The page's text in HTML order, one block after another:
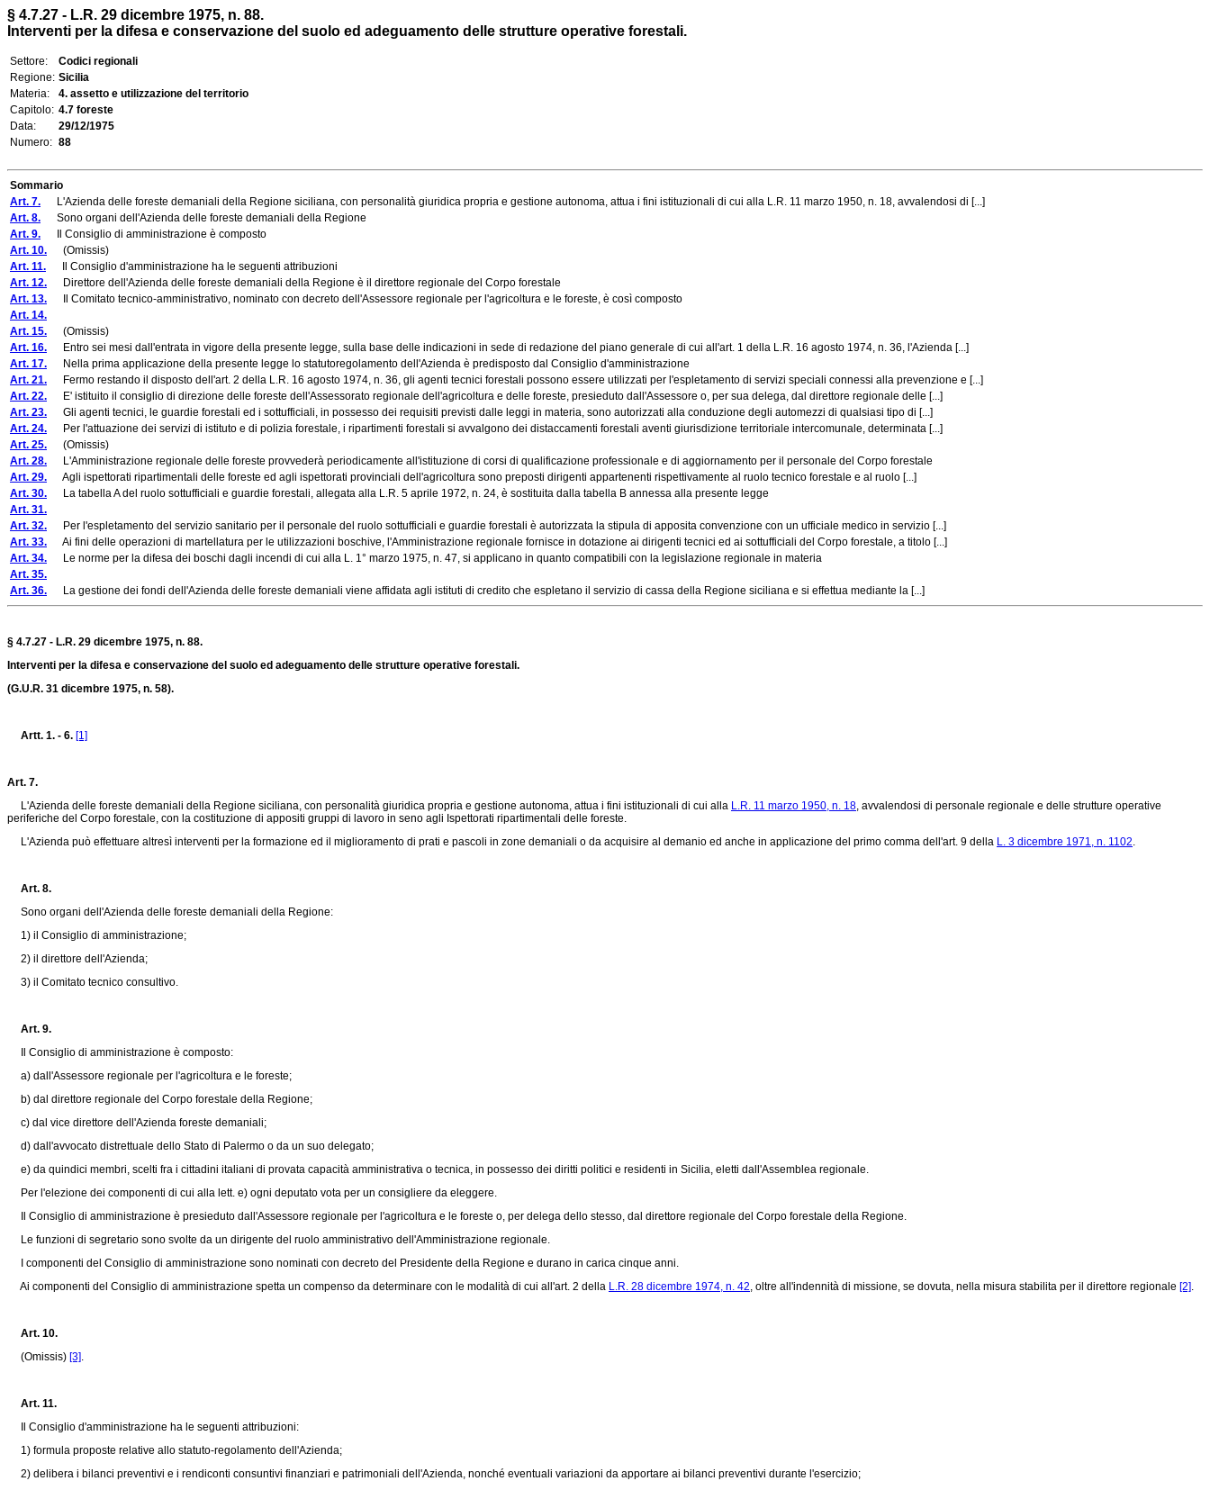
§ 4.7.27 - L.R. 29 dicembre 1975, n. 88.
Interventi per la difesa e conservazione del suolo ed adeguamento delle strutture operative forestali.
Settore:
Codici regionali
Regione: Sicilia
Materia:
4. assetto e utilizzazione del territorio
Capitolo: 4.7 foreste
Data:
29/12/1975
Numero: 88
Sommario
Art. 7. L'Azienda delle foreste demaniali della Regione siciliana, con personalità giuridica propria e gestione autonoma, attua i fini istituzionali di cui alla L.R. 11 marzo 1950, n. 18, avvalendosi di [...]
Art. 8. Sono organi dell'Azienda delle foreste demaniali della Regione
Art. 9. Il Consiglio di amministrazione è composto
Art. 10. (Omissis)
Art. 11. Il Consiglio d'amministrazione ha le seguenti attribuzioni
Art. 12. Direttore dell'Azienda delle foreste demaniali della Regione è il direttore regionale del Corpo forestale
Art. 13. Il Comitato tecnico-amministrativo, nominato con decreto dell'Assessore regionale per l'agricoltura e le foreste, è così composto
Art. 14.
Art. 15. (Omissis)
Art. 16. Entro sei mesi dall'entrata in vigore della presente legge, sulla base delle indicazioni in sede di redazione del piano generale di cui all'art. 1 della L.R. 16 agosto 1974, n. 36, l'Azienda [...]
Art. 17. Nella prima applicazione della presente legge lo statutoregolamento dell'Azienda è predisposto dal Consiglio d'amministrazione
Art. 21. Fermo restando il disposto dell'art. 2 della L.R. 16 agosto 1974, n. 36, gli agenti tecnici forestali possono essere utilizzati per l'espletamento di servizi speciali connessi alla prevenzione e [...]
Art. 22. E' istituito il consiglio di direzione delle foreste dell'Assessorato regionale dell'agricoltura e delle foreste, presieduto dall'Assessore o, per sua delega, dal direttore regionale delle [...]
Art. 23. Gli agenti tecnici, le guardie forestali ed i sottufficiali, in possesso dei requisiti previsti dalle leggi in materia, sono autorizzati alla conduzione degli automezzi di qualsiasi tipo di [...]
Art. 24. Per l'attuazione dei servizi di istituto e di polizia forestale, i ripartimenti forestali si avvalgono dei distaccamenti forestali aventi giurisdizione territoriale intercomunale, determinata [...]
Art. 25. (Omissis)
Art. 28. L'Amministrazione regionale delle foreste provvederà periodicamente all'istituzione di corsi di qualificazione professionale e di aggiornamento per il personale del Corpo forestale
Art. 29. Agli ispettorati ripartimentali delle foreste ed agli ispettorati provinciali dell'agricoltura sono preposti dirigenti appartenenti rispettivamente al ruolo tecnico forestale e al ruolo [...]
Art. 30. La tabella A del ruolo sottufficiali e guardie forestali, allegata alla L.R. 5 aprile 1972, n. 24, è sostituita dalla tabella B annessa alla presente legge
Art. 31.
Art. 32. Per l'espletamento del servizio sanitario per il personale del ruolo sottufficiali e guardie forestali è autorizzata la stipula di apposita convenzione con un ufficiale medico in servizio [...]
Art. 33. Ai fini delle operazioni di martellatura per le utilizzazioni boschive, l'Amministrazione regionale fornisce in dotazione ai dirigenti tecnici ed ai sottufficiali del Corpo forestale, a titolo [...]
Art. 34. Le norme per la difesa dei boschi dagli incendi di cui alla L. 1° marzo 1975, n. 47, si applicano in quanto compatibili con la legislazione regionale in materia
Art. 35.
Art. 36. La gestione dei fondi dell'Azienda delle foreste demaniali viene affidata agli istituti di credito che espletano il servizio di cassa della Regione siciliana e si effettua mediante la [...]
§ 4.7.27 - L.R. 29 dicembre 1975, n. 88.
Interventi per la difesa e conservazione del suolo ed adeguamento delle strutture operative forestali.
(G.U.R. 31 dicembre 1975, n. 58).
Artt. 1. - 6. [1]
Art. 7.
L'Azienda delle foreste demaniali della Regione siciliana, con personalità giuridica propria e gestione autonoma, attua i fini istituzionali di cui alla L.R. 11 marzo 1950, n. 18, avvalendosi di personale regionale e delle strutture operative
periferiche del Corpo forestale, con la costituzione di appositi gruppi di lavoro in seno agli Ispettorati ripartimentali delle foreste.
L'Azienda può effettuare altresì interventi per la formazione ed il miglioramento di prati e pascoli in zone demaniali o da acquisire al demanio ed anche in applicazione del primo comma dell'art. 9 della L. 3 dicembre 1971, n. 1102.
Art. 8.
Sono organi dell'Azienda delle foreste demaniali della Regione:
1) il Consiglio di amministrazione;
2) il direttore dell'Azienda;
3) il Comitato tecnico consultivo.
Art. 9.
Il Consiglio di amministrazione è composto:
a) dall'Assessore regionale per l'agricoltura e le foreste;
b) dal direttore regionale del Corpo forestale della Regione;
c) dal vice direttore dell'Azienda foreste demaniali;
d) dall'avvocato distrettuale dello Stato di Palermo o da un suo delegato;
e) da quindici membri, scelti fra i cittadini italiani di provata capacità amministrativa o tecnica, in possesso dei diritti politici e residenti in Sicilia, eletti dall'Assemblea regionale.
Per l'elezione dei componenti di cui alla lett. e) ogni deputato vota per un consigliere da eleggere.
Il Consiglio di amministrazione è presieduto dall'Assessore regionale per l'agricoltura e le foreste o, per delega dello stesso, dal direttore regionale del Corpo forestale della Regione.
Le funzioni di segretario sono svolte da un dirigente del ruolo amministrativo dell'Amministrazione regionale.
I componenti del Consiglio di amministrazione sono nominati con decreto del Presidente della Regione e durano in carica cinque anni.
Ai componenti del Consiglio di amministrazione spetta un compenso da determinare con le modalità di cui all'art. 2 della L.R. 28 dicembre 1974, n. 42, oltre all'indennità di missione, se dovuta, nella misura stabilita per il direttore regionale [2].
Art. 10.
(Omissis) [3].
Art. 11.
Il Consiglio d'amministrazione ha le seguenti attribuzioni:
1) formula proposte relative allo statuto-regolamento dell'Azienda;
2) delibera i bilanci preventivi e i rendiconti consuntivi finanziari e patrimoniali dell'Azienda, nonché eventuali variazioni da apportare ai bilanci preventivi durante l'esercizio;